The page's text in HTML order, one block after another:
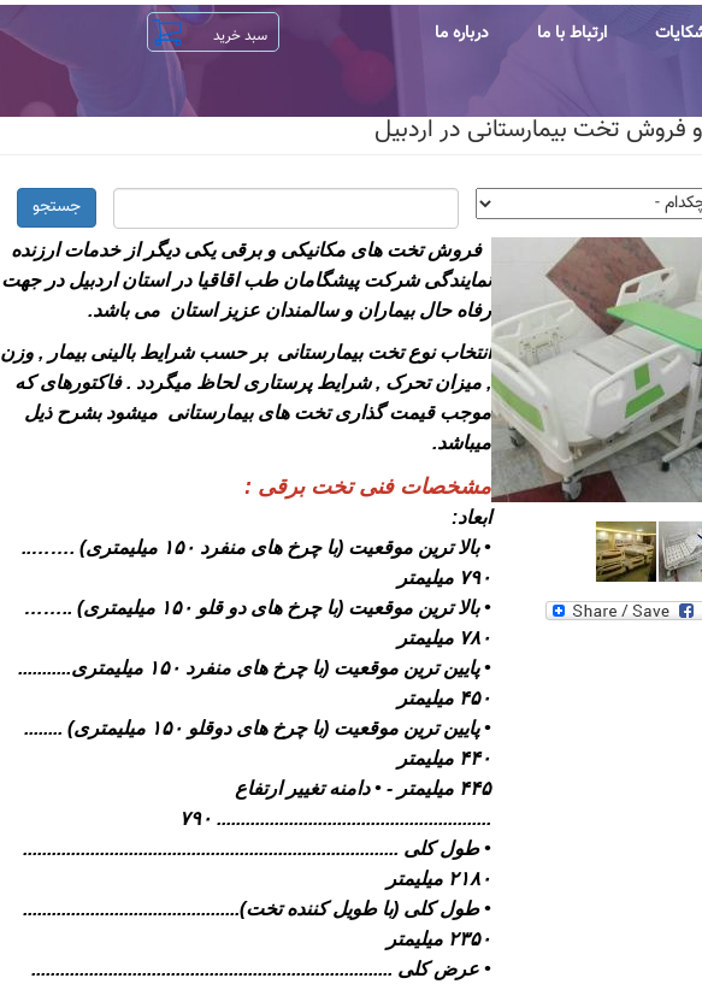
ارتباط با ما درباره ما
فروش تخت بیمارستانی در اردبیل
جستجو
فروش تخت های مکانیکی و برقی یکی دیگر از خدمات ارزنده
نمایندگی شرکت پیشگامان طب اقاقیا در استان اردبیل در جهت
رفاه حال بیماران و سالمندان عزیز استان می باشد.
انتخاب نوع تخت بیمارستانی بر حسب شرایط بالینی بیمار , وزن
, میزان تحرک , شرایط پرستاری لحاظ میگردد . فاکتورهای که
موجب قیمت گذاری تخت های بیمارستانی میشود بشرح ذیل
میباشد.
مشخصات فنی تخت برقی :
ابعاد:
• بالا ترين موقعيت (با چرخ های منفرد ۱۵۰ ميليمتری) .……..
۷۹۰ ميليمتر
• بالا ترين موقعيت (با چرخ های دو قلو ۱۵۰ ميليمتری) ..……
۷۸۰ ميليمتر
• پايين ترين موقعيت (با چرخ های منفرد ۱۵۰ ميليمتری...........
۴۵۰ ميليمتر
• پايين ترين موقعيت (با چرخ های دوقلو ۱۵۰ ميليمتری) ........
۴۴۰ ميليمتر
۴۴۵ ميليمتر - • دامنه تغيير ارتفاع
......................................................... ۷۹۰
• طول کلی ..............................................................................
۲۱۸۰ ميليمتر
• طول کلی (با طويل کننده تخت).............................................
۲۳۵۰ ميليمتر
• عرض کلی ...........................................................................